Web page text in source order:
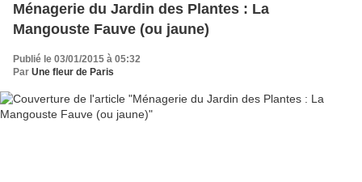
Ménagerie du Jardin des Plantes : La
Mangouste Fauve (ou jaune)
Publié le 03/01/2015 à 05:32
Par Une fleur de Paris